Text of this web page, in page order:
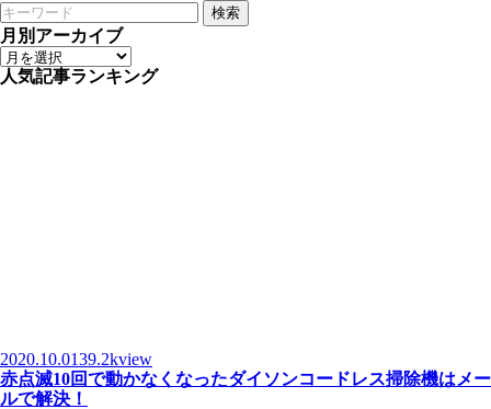
検索
月別アーカイブ
人気記事ランキング
2020.10.0139.2kview
赤点滅10回で動かなくなったダイソンコードレス掃除機はメー
ルで解決！